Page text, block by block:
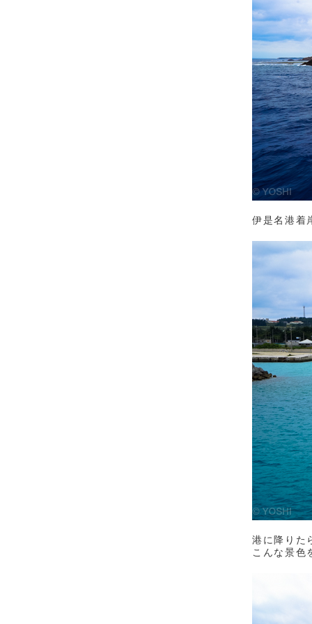
伊是名港着
港に降りた
こんな景色